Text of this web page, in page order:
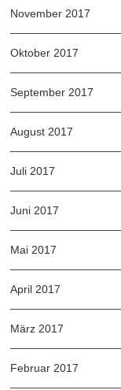
November 2017
Oktober 2017
September 2017
August 2017
Juli 2017
Juni 2017
Mai 2017
April 2017
März 2017
Februar 2017